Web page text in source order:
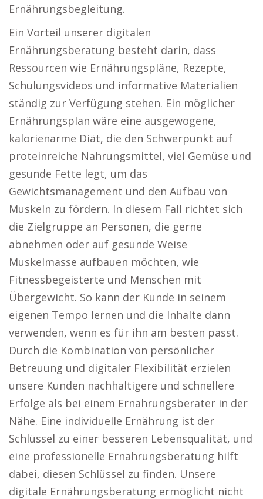
Ernährungsbegleitung.
Ein Vorteil unserer digitalen
Ernährungsberatung besteht darin, dass
Ressourcen wie Ernährungspläne, Rezepte,
Schulungsvideos und informative Materialien
ständig zur Verfügung stehen. Ein möglicher
Ernährungsplan wäre eine ausgewogene,
kalorienarme Diät, die den Schwerpunkt auf
proteinreiche Nahrungsmittel, viel Gemüse und
gesunde Fette legt, um das
Gewichtsmanagement und den Aufbau von
Muskeln zu fördern. In diesem Fall richtet sich
die Zielgruppe an Personen, die gerne
abnehmen oder auf gesunde Weise
Muskelmasse aufbauen möchten, wie
Fitnessbegeisterte und Menschen mit
Übergewicht. So kann der Kunde in seinem
eigenen Tempo lernen und die Inhalte dann
verwenden, wenn es für ihn am besten passt.
Durch die Kombination von persönlicher
Betreuung und digitaler Flexibilität erzielen
unsere Kunden nachhaltigere und schnellere
Erfolge als bei einem Ernährungsberater in der
Nähe. Eine individuelle Ernährung ist der
Schlüssel zu einer besseren Lebensqualität, und
eine professionelle Ernährungsberatung hilft
dabei, diesen Schlüssel zu finden. Unsere
digitale Ernährungsberatung ermöglicht nicht